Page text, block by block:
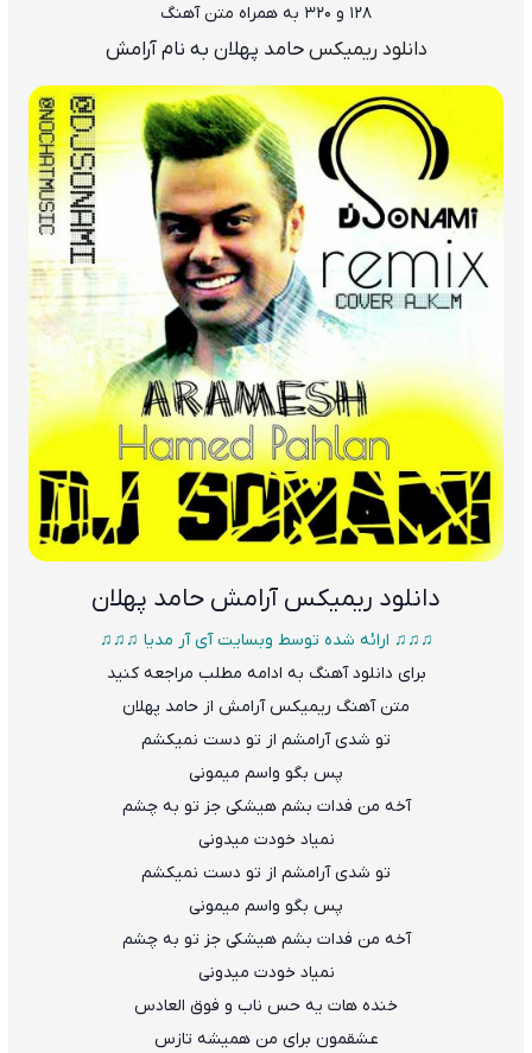
۱۲۸ و ۳۲۰ به همراه متن آهنگ
دانلود ریمیکسحامد پهلان به نام آرامش
دانلود ریمیکس آرامش حامد پهلان
♫♫♫ ارائه شده توسط وبسایت آی آر مدیا ♫♫♫
برای دانلود آهنگ به ادامه مطلب مراجعه کنید
متنآهنگ ریمیکس آرامش از حامد پهلان
تو شدی آرامشم از تو دست نمیکشم
پس بگو واسم میمونی
آخه من فدات بشم هیشکی جز تو به چشم
نمیاد خودت میدونی
تو شدی آرامشم از تو دست نمیکشم
پس بگو واسم میمونی
آخه من فدات بشم هیشکی جز تو به چشم
نمیاد خودت میدونی
خنده هات یه حس ناب و فوق العادس
عشقمون برای من همیشه تازس